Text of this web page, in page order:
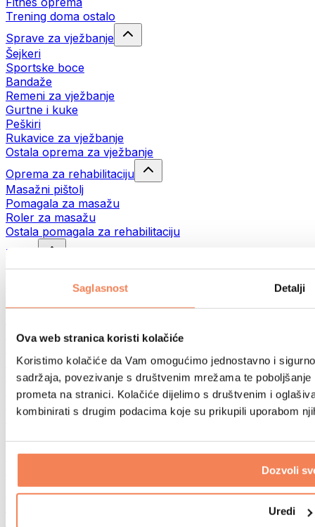
Saglasnost Detalji
Ova web stranica koristi kolačiće
Koristimo kolačiće da Vam omogućimo jednostavno i
sadržaja, povezivanje s društvenim mrežama te
prometa na stranici. Kolačiće dijelimo s društvenim i
kombinirati s drugim podacima koje su prikupili uporabom
Dozvoli
Uredi
Trening doma ostalo
Sprave za vježbanje
Šejkeri
Sportske boce
Bandaže
Remeni za vježbanje
Gurtne i kuke
Peškiri
Rukavice za vježbanje
Ostala oprema za vježbanje
Oprema za rehabilitaciju
Masažni pištolj
Pomagala za masažu
Roler za masažu
Ostala pomagala za rehabilitaciju
Torbe
Torbe za hranu
Sportske torbe
Trčanje
Biciklizam
Joga i pilates
Kupanje hladnom vodom
Plivanje
Planinarenje
Biohacking
Terapija crvenim svjetlom
Eko kućanstvo